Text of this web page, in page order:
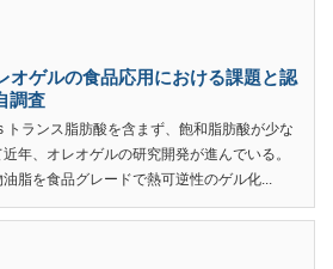
オゲルの食品応用における課題と認
調査
ランス脂肪酸を含まず、飽和脂肪酸が少な
年、オレオゲルの研究開発が進んでいる。
脂を食品グレードで熱可逆性のゲル化...